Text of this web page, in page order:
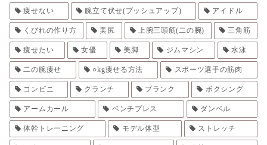
痩せない 腕立て伏せ(プッシュアップ) アイドル
くびれの作り方 美尻 上腕三頭筋(二の腕) 三角筋
痩せたい 女優 美脚 ジムマシン 水泳
二の腕痩せ ○kg痩せる方法 スポーツ選手の筋肉
コンビニ クランチ プランク ボクシング
アームカール ベンチプレス ダンベル
体幹トレーニング モデル体型 ストレッチ